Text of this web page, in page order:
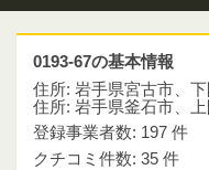
0193-67の基本情報
住所: 岩手県宮古市、
住所: 岩手県釜石市、
登録事業者数: 197 件
クチコミ件数: 35 件